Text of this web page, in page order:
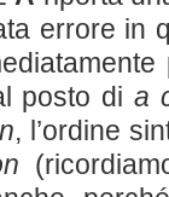
errore in
posto di a
, l’ordine